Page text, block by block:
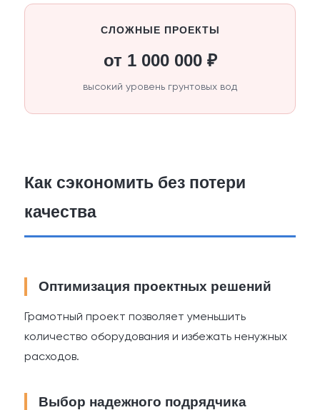
СЛОЖНЫЕ ПРОЕКТЫ
от 1 000 000 ₽
высокий уровень грунтовых вод
Как сэкономить без потери
качества
Оптимизация проектных решений
Грамотный проект позволяет уменьшить
количество оборудования и избежать ненужных
расходов.
Выбор надежного подрядчика